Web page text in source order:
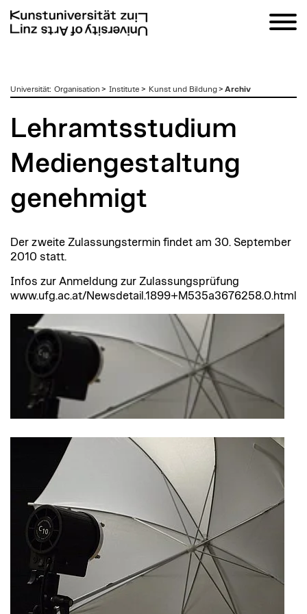
zumUniversität: Organisation > Institute > Kunst und Bildung> Archiv
Lehramtsstudium
Mediengestaltung
genehmigt
Der zweite Zulassungstermin findet am 30. September
2010 statt.
Infos zur Anmeldung zur Zulassungsprüfung
www.ufg.ac.at/Newsdetail.1899+M535a3676258.0.html